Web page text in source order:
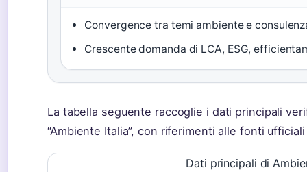
Convergence tra temi ambiente e
Crescente domanda di LCA, ESG,
La tabella seguente raccoglie i dati principali
“Ambiente Italia”, con riferimenti alle fonti
Dati principali di